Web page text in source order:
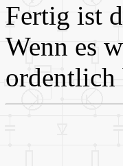
Fertig ist
Wenn es
ordentlich